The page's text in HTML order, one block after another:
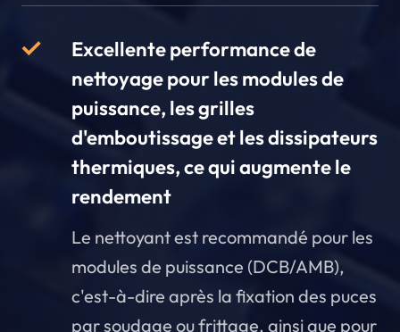
Excellente performance de
nettoyage pour les modules de
puissance, les grilles
d'emboutissage et les dissipateurs
thermiques, ce qui augmente le
rendement
Le nettoyant est recommandé pour les
modules de puissance (DCB/AMB),
c'est-à-dire après la fixation des puces
par soudage ou frittage, ainsi que pour